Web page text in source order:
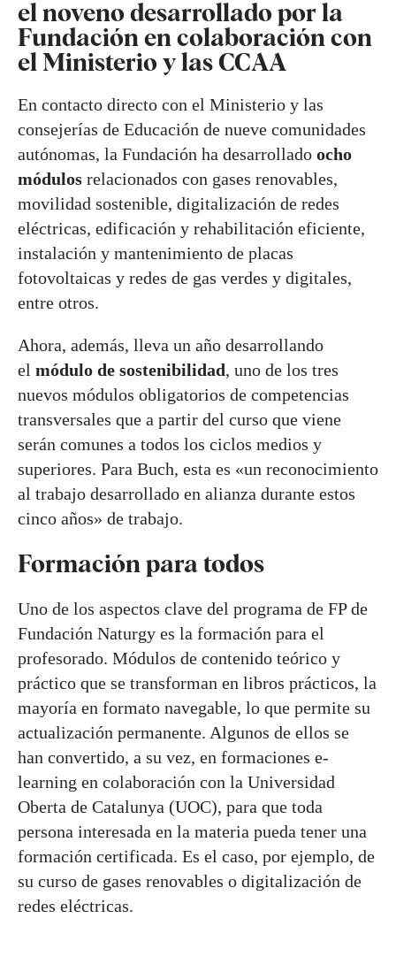
el noveno desarrollado por la
Fundación en colaboración con
el Ministerio y las CCAA
En contacto directo con el Ministerio y las
consejerías de Educación de nueve comunidades
autónomas, la Fundación ha desarrollado ocho
módulos relacionados con gases renovables,
movilidad sostenible, digitalización de redes
eléctricas, edificación y rehabilitación eficiente,
instalación y mantenimiento de placas
fotovoltaicas y redes de gas verdes y digitales,
entre otros.
Ahora, además, lleva un año desarrollando
el módulo de sostenibilidad, uno de los tres
nuevos módulos obligatorios de competencias
transversales que a partir del curso que viene
serán comunes a todos los ciclos medios y
superiores. Para Buch, esta es «un reconocimiento
al trabajo desarrollado en alianza durante estos
cinco años» de trabajo.
Formación para todos
Uno de los aspectos clave del programa de FP de
Fundación Naturgy es la formación para el
profesorado. Módulos de contenido teórico y
práctico que se transforman en libros prácticos, la
mayoría en formato navegable, lo que permite su
actualización permanente. Algunos de ellos se
han convertido, a su vez, en formaciones e-
learning en colaboración con la Universidad
Oberta de Catalunya (UOC), para que toda
persona interesada en la materia pueda tener una
formación certificada. Es el caso, por ejemplo, de
su curso de gases renovables o digitalización de
redes eléctricas.